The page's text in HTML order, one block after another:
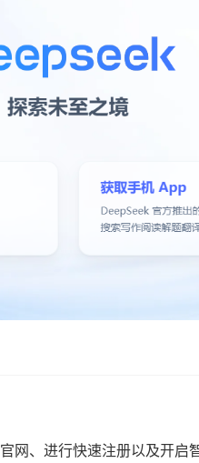
、进行快速注册以及开启